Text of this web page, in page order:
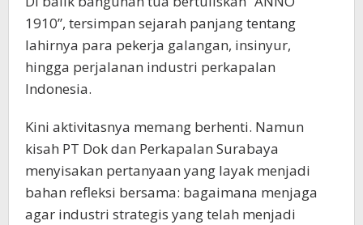
1910”, tersimpan sejarah panjang tentang
lahirnya para pekerja galangan, insinyur,
hingga perjalanan industri perkapalan
Indonesia.
Kini aktivitasnya memang berhenti. Namun
kisah PT Dok dan Perkapalan Surabaya
menyisakan pertanyaan yang layak menjadi
bahan refleksi bersama: bagaimana menjaga
agar industri strategis yang telah menjadi